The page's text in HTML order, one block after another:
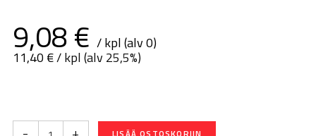
9,08€ / kpl (alv 0)
11,40 €/ kpl (alv 25,5%)